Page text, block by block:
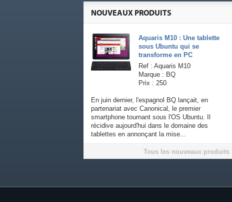
NOUVEAUX PRODUITS
Aquaris M10 : Une tablette
sous Ubuntu qui se
transforme en PC
Ref : Aquaris M10
Marque : BQ
Prix : 250
En juin dernier, l'espagnol BQ lançait, en
partenariat avec Canonical, le premier
smartphone tournant sous l'OS Ubuntu. Il
récidive aujourd'hui dans le domaine des
tablettes en annonçant la mise...
Tous les nouveaux produits